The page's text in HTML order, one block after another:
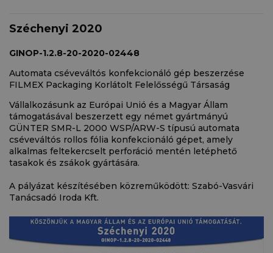
Széchenyi 2020
GINOP-1.2.8-20-2020-02448
Automata cséveváltós konfekcionáló gép beszerzése
FILMEX Packaging Korlátolt Felelősségű Társaság
Vállalkozásunk az Európai Unió és a Magyar Állam
támogatásával beszerzett egy német gyártmányú
GÜNTER SMR-L 2000 WSP/ARW-S típusú automata
cséveváltós rollos fólia konfekcionáló gépet, amely
alkalmas feltekercselt perforáció mentén letéphető
tasakok és zsákok gyártására.
A pályázat készítésében közreműködött: Szabó-Vasvári
Tanácsadó Iroda Kft.